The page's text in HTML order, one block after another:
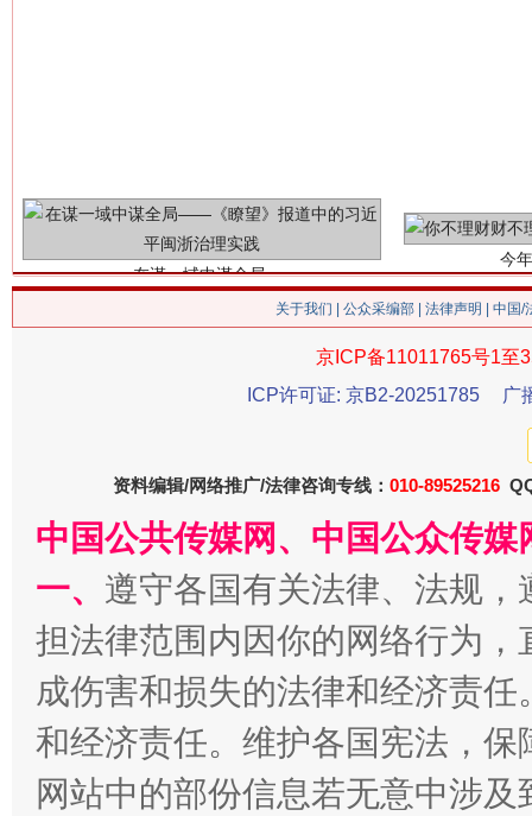
习近平的博鳌关键词
魏明亮
“刷贴”乱象丛生
生
关于我们 公众采编部 法律声明 | 中国
京ICP备11011765号1至
ICP许可证: 京B2-20251785
广
资料编辑/网络推广/法律咨询专线： 010-89525216
中国公共传媒网、中国公众传
一、 遵守各国有关法律、法规
担法律范围内因你的网络行为
成伤害和损失的法律和经济责
和经济责任。维护各国宪法，
网站中的部份信息若无意中涉